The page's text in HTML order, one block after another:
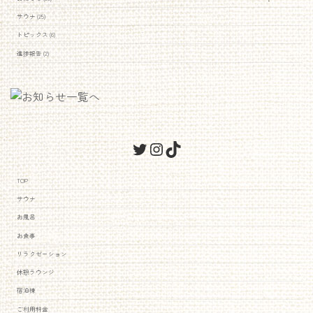
サウナ (25)
トピックス (6)
進捗報告 (2)
Twitter
Instagram
TikTok
TOP
サウナ
お風呂
お食事
リラクゼーション
休憩ラウンジ
宿泊棟
ご利用料金